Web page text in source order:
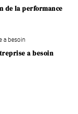
de la performance
a besoin